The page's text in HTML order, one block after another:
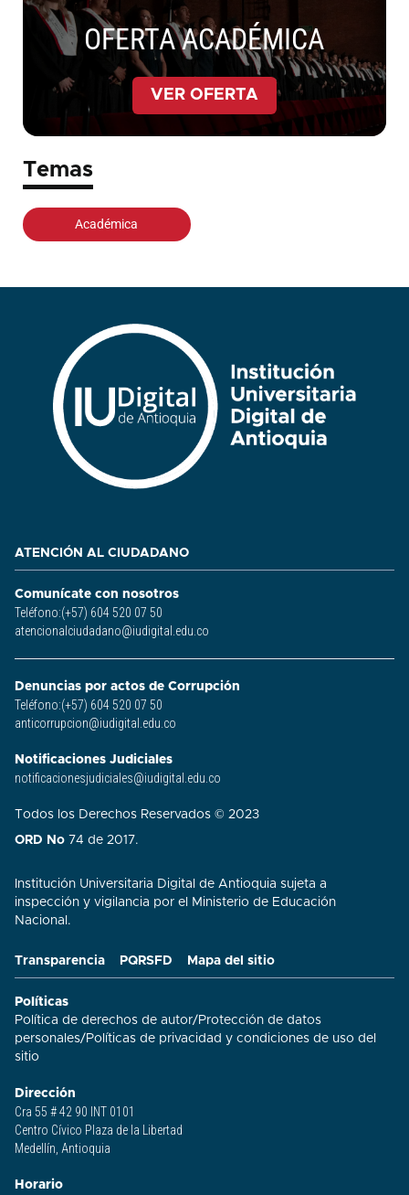
OFERTA ACADÉMICA
VER OFERTA
Temas
Académica
Transparencia PQRSFD Mapa del sitio
Políticas
Política de derechos de autor/ Protección de datos
personales/ Políticas de privacidad y condiciones de uso del
sitio​
Dirección
Cra 55 # 42 90 INT 0101
Centro Cívico Plaza de la Libertad
Medellín, Antioquia
Horario
ATENCIÓN AL CIUDADANO
Comunícate con nosotros
Teléfono:(+57) 604 520 07 50
atencionalciudadano@iudigital.edu.co
Denuncias por actos de Corrupción
Teléfono:(+57) 604 520 07 50
anticorrupcion@iudigital.edu.co
Notificaciones Judiciales
notificacionesjudiciales@iudigital.edu.co
Todos los Derechos Reservados © 2023
ORD No 74 de 2017.
Institución Universitaria Digital de Antioquia sujeta a
inspección y vigilancia por el Ministerio de Educación
Nacional.